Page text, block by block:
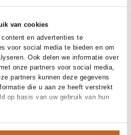
van cookies
en advertenties te
voor social media te bieden en om
Ook delen we informatie over
onze partners voor social media,
partners kunnen deze gegevens
die u aan ze heeft verstrekt
op basis van uw gebruik van hun